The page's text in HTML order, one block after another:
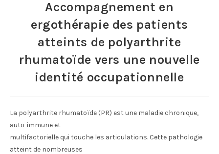
Accompagnement en
ergothérapie des patients
atteints de polyarthrite
rhumatoïde vers une nouvelle
identité occupationnelle
La polyarthrite rhumatoïde (PR) est une maladie chronique,
auto-immune et
multifactorielle qui touche les articulations. Cette pathologie
atteint de nombreuses